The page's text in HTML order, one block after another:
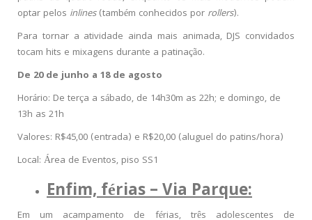
optar pelos inlines(também conhecidos por rollers).
Para tornar a atividade ainda mais animada, DJS convidados
tocam hits e mixagens durante a patinação.
De 20 de junho a 18 de agosto
Horário: De terça a sábado, de 14h30m as 22h; e domingo, de
13h as 21h
Valores: R$45,00 (entrada) e R$20,00 (aluguel do patins/hora)
Local: Área de Eventos, piso SS1
Enfim, férias – Via Parque:
Em um acampamento de férias, três adolescentes de